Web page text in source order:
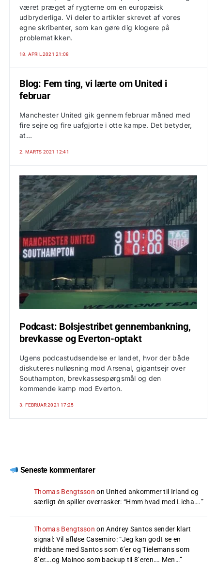
været præget af rygterne om en europæisk
udbryderliga. Vi deler to artikler skrevet af vores
egne skribenter, som kan gøre dig klogere på
problematikken.
18. APRIL 2021 21:08
Blog: Fem ting, vi lærte om United i
februar
Manchester United gik gennem februar måned med
fire sejre og fire uafgjorte i otte kampe. Det betyder,
at…
2. MARTS 2021 12:41
Podcast: Bolsjestribet gennembankning,
brevkasse og Everton-optakt
Ugens podcastudsendelse er landet, hvor der både
diskuteres nulløsning mod Arsenal, gigantsejr over
Southampton, brevkassespørgsmål og den
kommende kamp mod Everton.
3. FEBRUAR 2021 17:25
Seneste kommentarer
Thomas Bengtsson on United ankommer til Irland og
særligt én spiller overrasker: “Hmm hvad med Licha….”
Thomas Bengtsson onAndrey Santos sender klart
signal: Vil afløse Casemiro: “Jeg kan godt se en
midtbane med Santos som 6’er og Tielemans som
8’er….og Mainoo som backup til 8’eren…. Men…”